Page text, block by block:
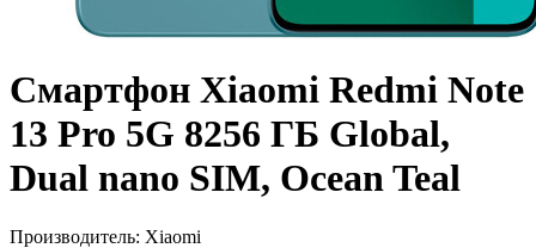
Смартфон Xiaomi Redmi Note
13 Pro 5G 8256 ГБ Global,
Dual nano SIM, Ocean Teal
Производитель: Xiaomi